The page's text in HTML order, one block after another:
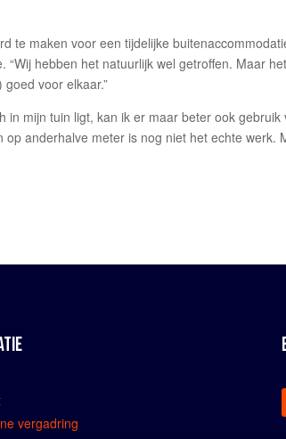
te maken voor een tijdelijke
hebben het natuurlijk wel getroffen. Maar het
voor elkaar.”
in mijn tuin ligt, kan ik er maar beter ook gebruik
op anderhalve meter is nog niet het echte werk.
vergadring